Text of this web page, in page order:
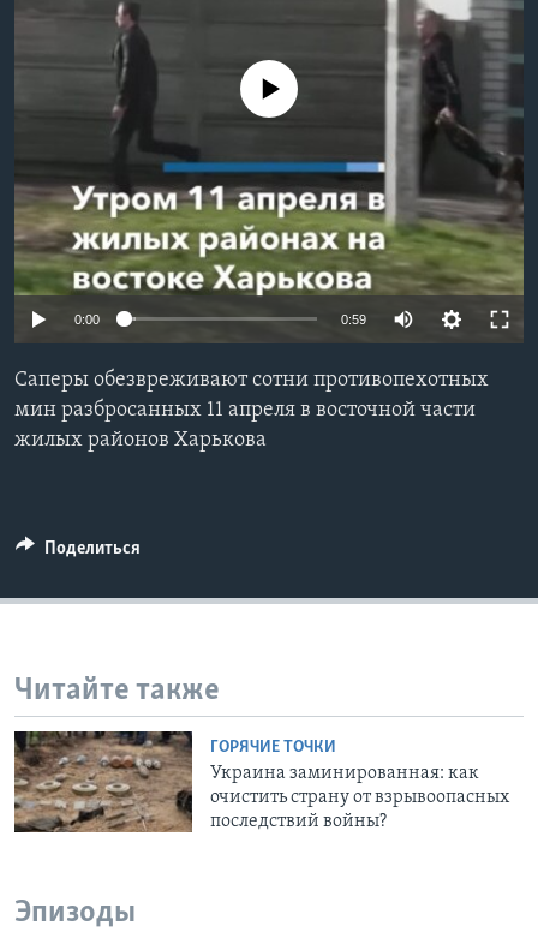
Learning English
СОЦИАЛЬНЫЕ СЕТИ
Языки
No media source currently available
0:00 0:59
Cаперы обезвреживают сотни противопехотных
мин разбросанных 11 апреля в восточной части
жилых районов Харькова
Поделиться
Читайте также
ГОРЯЧИЕ ТОЧКИ
Украина заминированная: как
очистить страну от взрывоопасных
последствий войны?
Эпизоды